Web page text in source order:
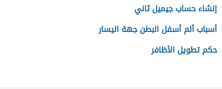
إنشاء حساب جيميل ثاني
أسباب ألم أسفل البطن جهة اليسار
حكم تطويل الأظافر